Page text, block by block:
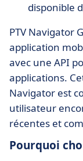
disponible
PTV Navigator
application
avec une API
applications.
Navigator est
utilisateur
récentes et
Pourquoi